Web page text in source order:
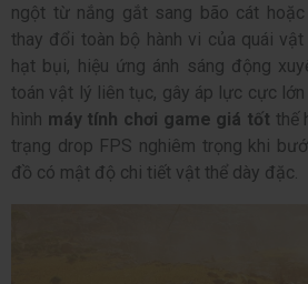
ngột từ nắng gắt sang bão cát
thay đổi toàn bộ hành vi của quái vật
hạt bụi, hiệu ứng ánh sáng động
toán vật lý liên tục, gây áp lực cực
hình máy tính chơi game giá tốt thế
trạng drop FPS nghiêm trọng khi
đồ có mật độ chi tiết vật thể dày đặc.